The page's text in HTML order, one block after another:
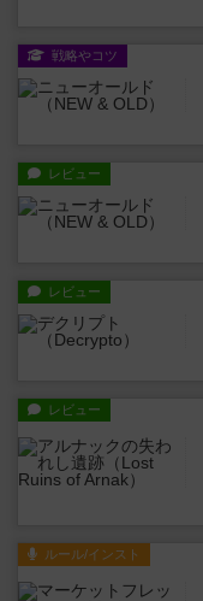
戦略やコツ
レビュー
レビュー
レビュー
ルール/インスト